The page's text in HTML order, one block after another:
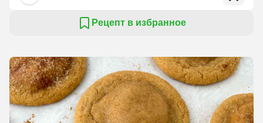
Рецепт в избранное